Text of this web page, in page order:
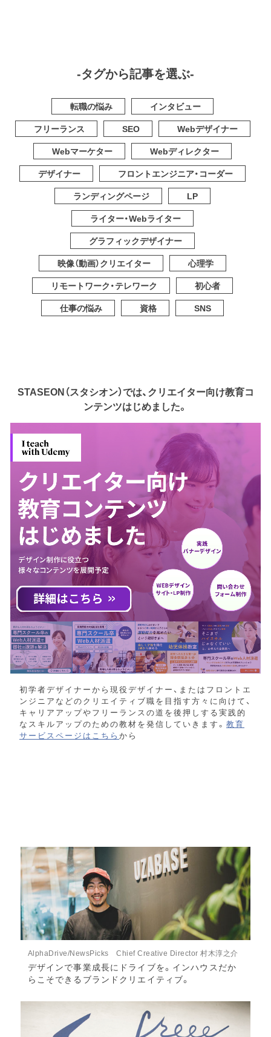
-タグから記事を選ぶ-
転職の悩み
インタビュー
フリーランス
SEO
Webデザイナー
Webマーケター
Webディレクター
デザイナー
フロントエンジニア・コーダー
ランディングページ
LP
ライター・Webライター
グラフィックデザイナー
映像（動画）クリエイター
心理学
リモートワーク・テレワーク
初心者
仕事の悩み
資格 SNS
STASEON（スタシオン）では、クリエイター向け教育コ
ンテンツはじめました。
初学者デザイナーから現役デザイナー、またはフロントエ
ンジニアなどのクリエイティブ職を目指す方々に向けて、
キャリアアップやフリーランスの道を後押しする実践的
なスキルアップのための教材を発信していきます。 教育
サービスページはこちら から
AlphaDrive/NewsPicks Chief Creative Director 村木淳之介
デザインで事業成長にドライブを。インハウスだか
らこそできるブランドクリエイティブ。